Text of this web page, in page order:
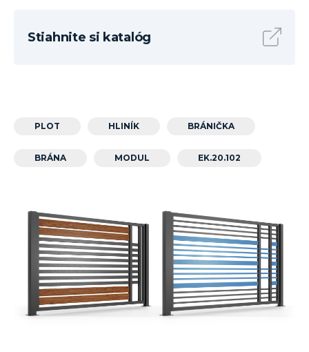
Stiahnite si katalóg
PLOT HLINÍK BRÁNIČKA
BRÁNA MODUL EK.20.102